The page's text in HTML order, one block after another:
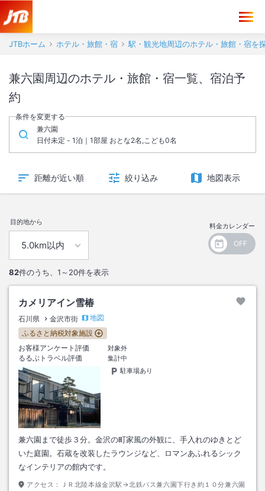
JTBホーム ホテル・旅館・宿 駅・観光地周辺のホテル・旅館・宿を
兼六園周辺のホテル・旅館・宿一覧、宿泊予
約
条件を変更する
兼六園
日付未定 - 1泊｜1部屋 おとな2名,こども0名
距離が近い順 絞り込み 地図表示
目的地から 料金カレンダー
82件のうち、 1～20件を表示
カメリアイン雪椿
石川県 金沢市街
地図
ふるさと納税対象施設
お客様アンケート評価
対象外
るるぶトラベル評価
集計中
駐車場あり
兼六園まで徒歩３分。金沢の町家風の外観に、手入れのゆきとど
いた庭園。石蔵を改装したラウンジなど、ロマンあふれるシック
なインテリアの館内です。
アクセス：
ＪＲ北陸本線金沢駅→北鉄バス兼六園下行き約１０分兼六園